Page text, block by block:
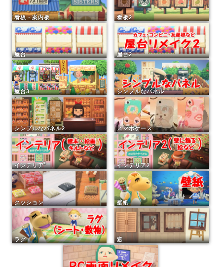
看板・案内板 看板2
屋台 屋台2
屋台3 シンプルなパネル
シンプルなパネル2 スマホケース
インテリア インテリア2
クッション 壁紙
ラグ 窓